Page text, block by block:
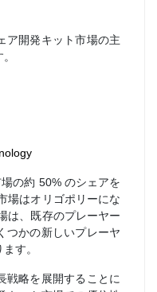
ア開発キット市場の主
の約 50% のシェアを
場はオリゴポリーにな
は、既存のプレーヤー
つかの新しいプレーヤ
す。
戦略を展開することに